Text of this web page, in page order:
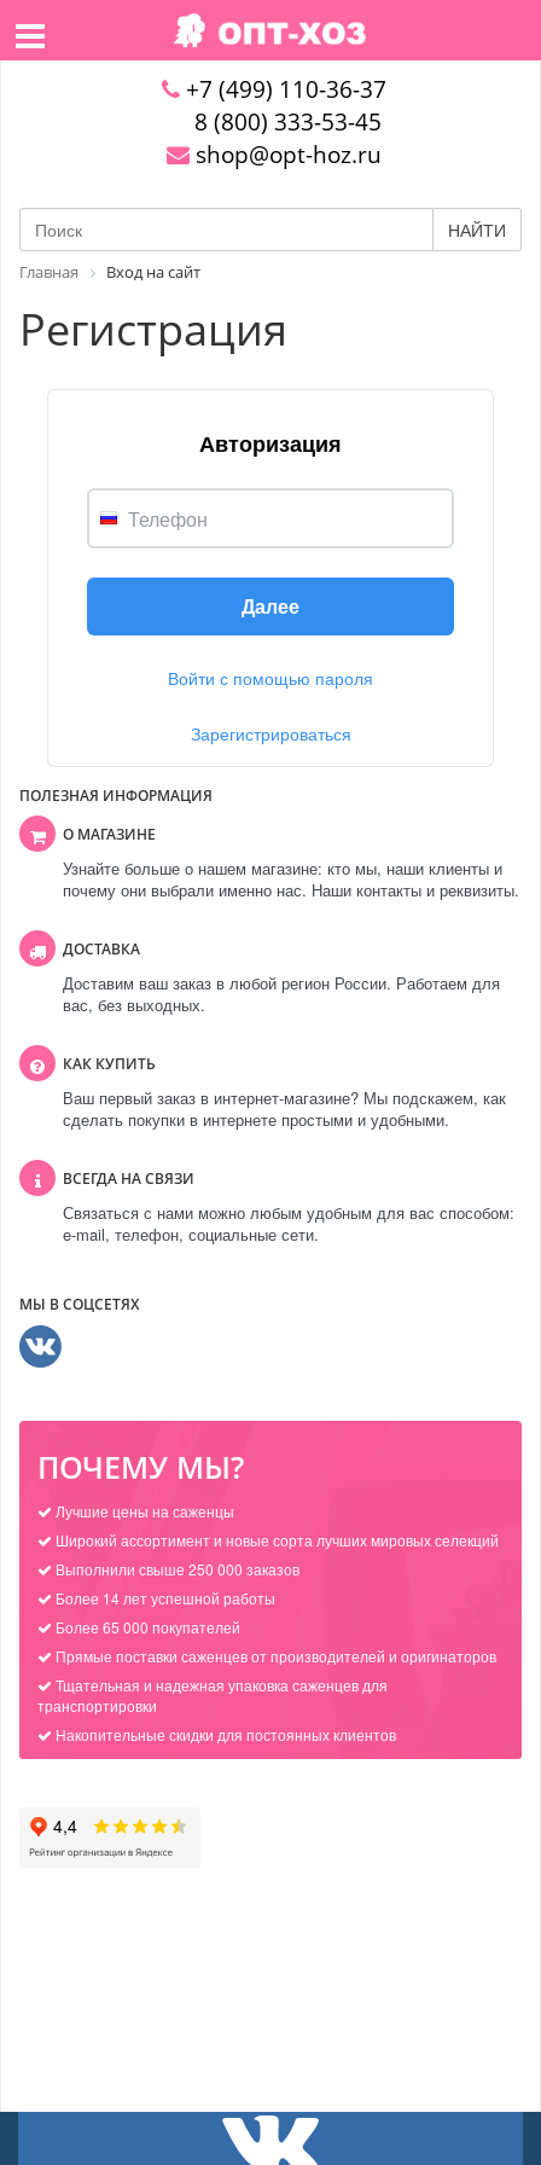
+7 (499) 110-36-37
8 (800) 333-53-45
shop@opt-hoz.ru
НАЙТИ
Главная Вход на сайт
Регистрация
Авторизация
Телефон
Далее
Войти с помощью пароля
Зарегистрироваться
ПОЛЕЗНАЯ ИНФОРМАЦИЯ
О МАГАЗИНЕ
Узнайте больше о нашем магазине: кто мы, наши клиенты и
почему они выбрали именно нас. Наши контакты и реквизиты.
ДОСТАВКА
Доставим ваш заказ в любой регион России. Работаем для
вас, без выходных.
КАК КУПИТЬ
Ваш первый заказ в интернет-магазине? Мы подскажем, как
сделать покупки в интернете простыми и удобными.
ВСЕГДА НА СВЯЗИ
Связаться с нами можно любым удобным для вас способом:
e-mail, телефон, социальные сети.
МЫ В СОЦСЕТЯХ
ПОЧЕМУ МЫ?
Лучшие цены на саженцы
Широкий ассортимент и новые сорта лучших мировых селекций
Выполнили свыше 250 000 заказов
Более 14 лет успешной работы
Более 65 000 покупателей
Прямые поставки саженцев от производителей и оригинаторов
Тщательная и надежная упаковка саженцев для
транспортировки
Накопительные скидки для постоянных клиентов